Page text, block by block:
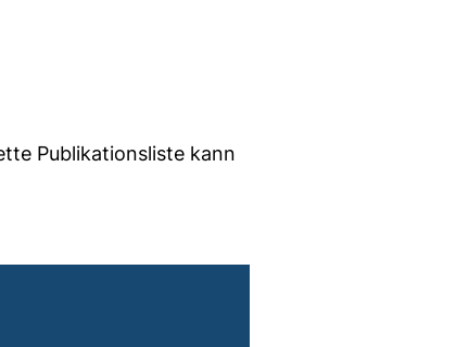
Publikationsliste kann